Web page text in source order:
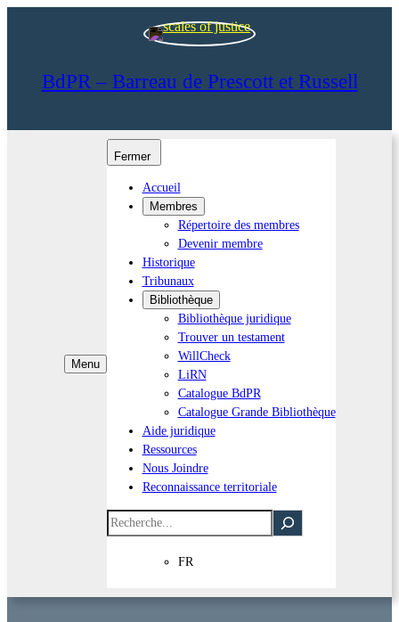
BdPR – Barreau de Prescott et Russell
Menu
Fermer
Accueil
Membres
Répertoire des membres
Devenir membre
Historique
Tribunaux
Bibliothèque
Bibliothèque juridique
Trouver un testament
WillCheck
LiRN
Catalogue BdPR
Catalogue Grande Bibliothèque
Aide juridique
Ressources
Nous Joindre
Reconnaissance territoriale
Recherche
FR